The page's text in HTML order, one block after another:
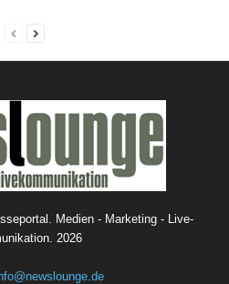
Medien - Marketing - Live-
2026